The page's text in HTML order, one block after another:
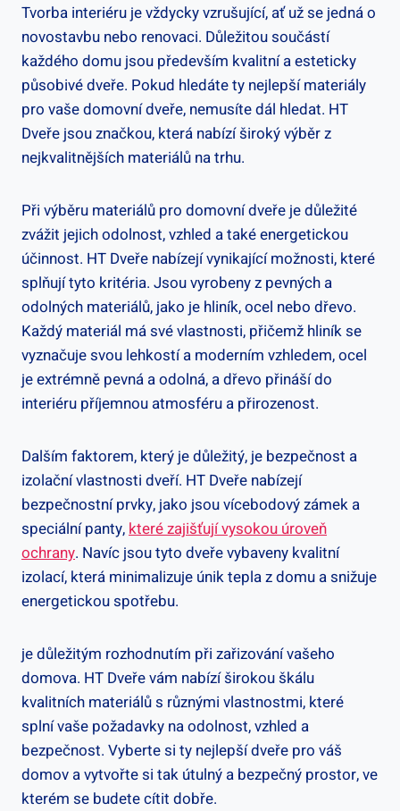
Tvorba interiéru je vždycky vzrušující, ať už se jedná o
novostavbu nebo renovaci. Důležitou součástí
každého domu jsou především kvalitní a esteticky
působivé dveře. Pokud hledáte ty nejlepší materiály
pro vaše domovní dveře, nemusíte dál hledat. HT
Dveře jsou značkou, která nabízí široký výběr z
nejkvalitnějších materiálů na trhu.
Při výběru materiálů pro domovní dveře je důležité
zvážit jejich odolnost, vzhled a také energetickou
účinnost. HT Dveře nabízejí vynikající možnosti, které
splňují tyto kritéria. Jsou vyrobeny z pevných a
odolných materiálů, jako je hliník, ocel nebo dřevo.
Každý materiál má své vlastnosti, přičemž hliník se
vyznačuje svou lehkostí a moderním vzhledem, ocel
je extrémně pevná a odolná, a dřevo přináší do
interiéru příjemnou atmosféru a přirozenost.
Dalším faktorem, který je důležitý, je bezpečnost a
izolační vlastnosti dveří. HT Dveře nabízejí
bezpečnostní prvky, jako jsou vícebodový zámek a
speciální panty, které zajišťují vysokou úroveň
ochrany. Navíc jsou tyto dveře vybaveny kvalitní
izolací, která minimalizuje únik tepla z domu a snižuje
energetickou spotřebu.
je důležitým rozhodnutím při zařizování vašeho
domova. HT Dveře vám nabízí širokou škálu
kvalitních materiálů s různými vlastnostmi, které
splní vaše požadavky na odolnost, vzhled a
bezpečnost. Vyberte si ty nejlepší dveře pro váš
domov a vytvořte si tak útulný a bezpečný prostor, ve
kterém se budete cítit dobře.